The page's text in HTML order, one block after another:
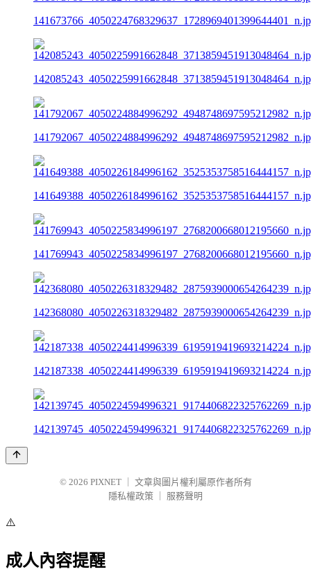
© 2026 PIXNET
文章與圖片權利屬原作者所有
隱私權政策
服務聲明
⚠️
成人內容提醒